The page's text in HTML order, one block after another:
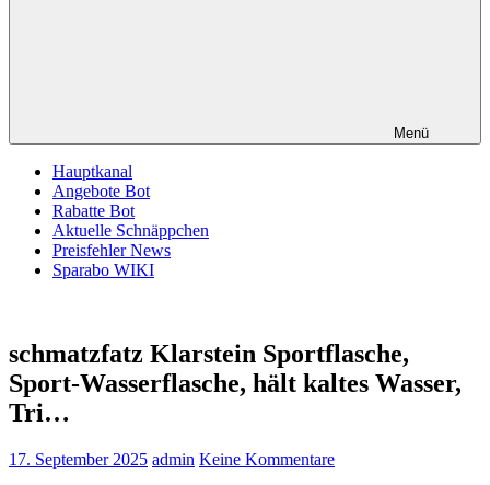
Menü
Hauptkanal
Angebote Bot
Rabatte Bot
Aktuelle Schnäppchen
Preisfehler News
Sparabo WIKI
schmatzfatz Klarstein Sportflasche,
Sport-Wasserflasche, hält kaltes Wasser,
Tri…
17. September 2025 admin Keine Kommentare